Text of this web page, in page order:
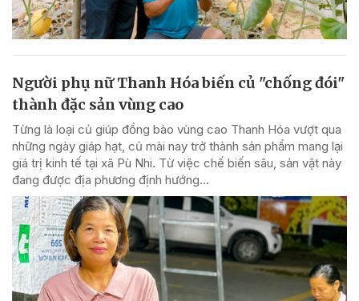
Người phụ nữ Thanh Hóa biến củ "chống đói"
thành đặc sản vùng cao
Từng là loại củ giúp đồng bào vùng cao Thanh Hóa vượt qua
những ngày giáp hạt, củ mài nay trở thành sản phẩm mang lại
giá trị kinh tế tại xã Pù Nhi. Từ việc chế biến sâu, sản vật này
đang được địa phương định hướng...